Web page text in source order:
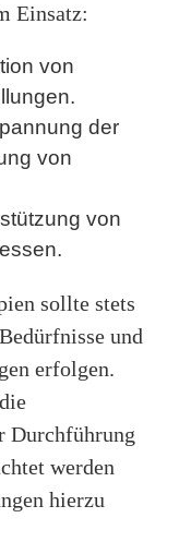
Einsatz:
von
der
von
von
sollte stets
und
erfolgen.
Durchführung
werden
hierzu